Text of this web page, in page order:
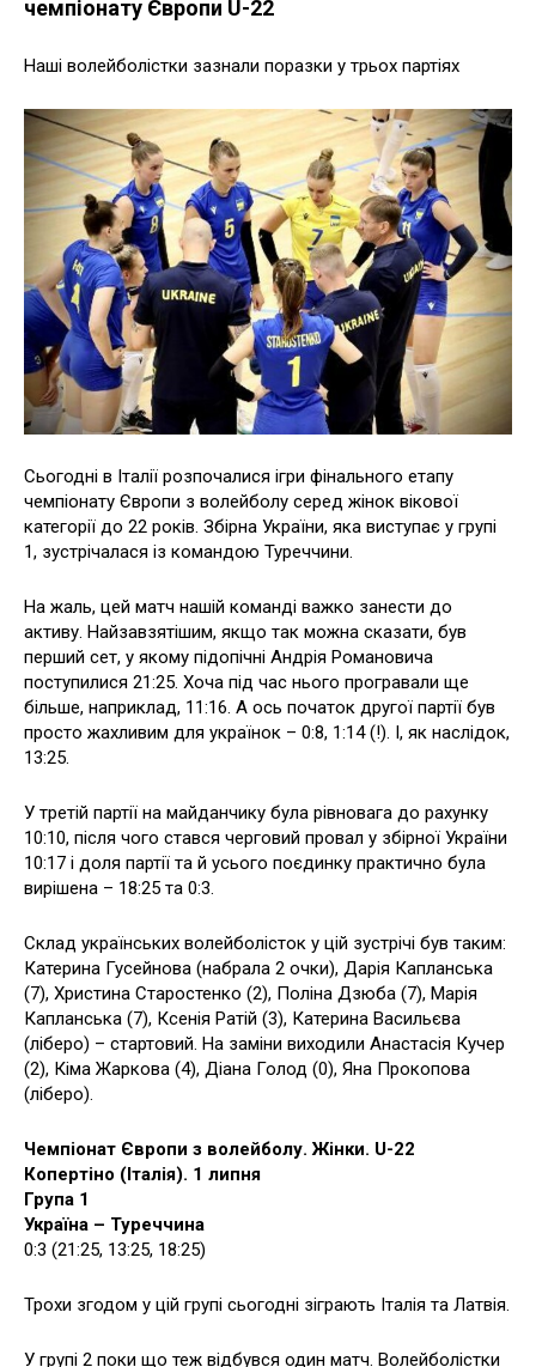
чемпіонату Європи U-22
Наші волейболістки зазнали поразки у трьох партіях
Сьогодні в Італії розпочалися ігри фінального етапу
чемпіонату Європи з волейболу серед жінок вікової
категорії до 22 років. Збірна України, яка виступає у групі
1, зустрічалася із командою Туреччини.
На жаль, цей матч нашій команді важко занести до
активу. Найзавзятішим, якщо так можна сказати, був
перший сет, у якому підопічні Андрія Романовича
поступилися 21:25. Хоча під час нього програвали ще
більше, наприклад, 11:16. А ось початок другої партії був
просто жахливим для українок – 0:8, 1:14 (!). І, як наслідок,
13:25.
У третій партії на майданчику була рівновага до рахунку
10:10, після чого стався черговий провал у збірної України
10:17 і доля партії та й усього поєдинку практично була
вирішена – 18:25 та 0:3.
Склад українських волейболісток у цій зустрічі був таким:
Катерина Гусейнова (набрала 2 очки), Дарія Капланська
(7), Христина Старостенко (2), Поліна Дзюба (7), Марія
Капланська (7), Ксенія Ратій (3), Катерина Васильєва
(ліберо) – стартовий. На заміни виходили Анастасія Кучер
(2), Кіма Жаркова (4), Діана Голод (0), Яна Прокопова
(ліберо).
Чемпіонат Європи з волейболу. Жінки. U-22
Копертіно (Італія). 1 липня
Група 1
Україна – Туреччина
0:3 (21:25, 13:25, 18:25)
Трохи згодом у цій групі сьогодні зіграють Італія та Латвія.
У групі 2 поки що теж відбувся один матч. Волейболістки